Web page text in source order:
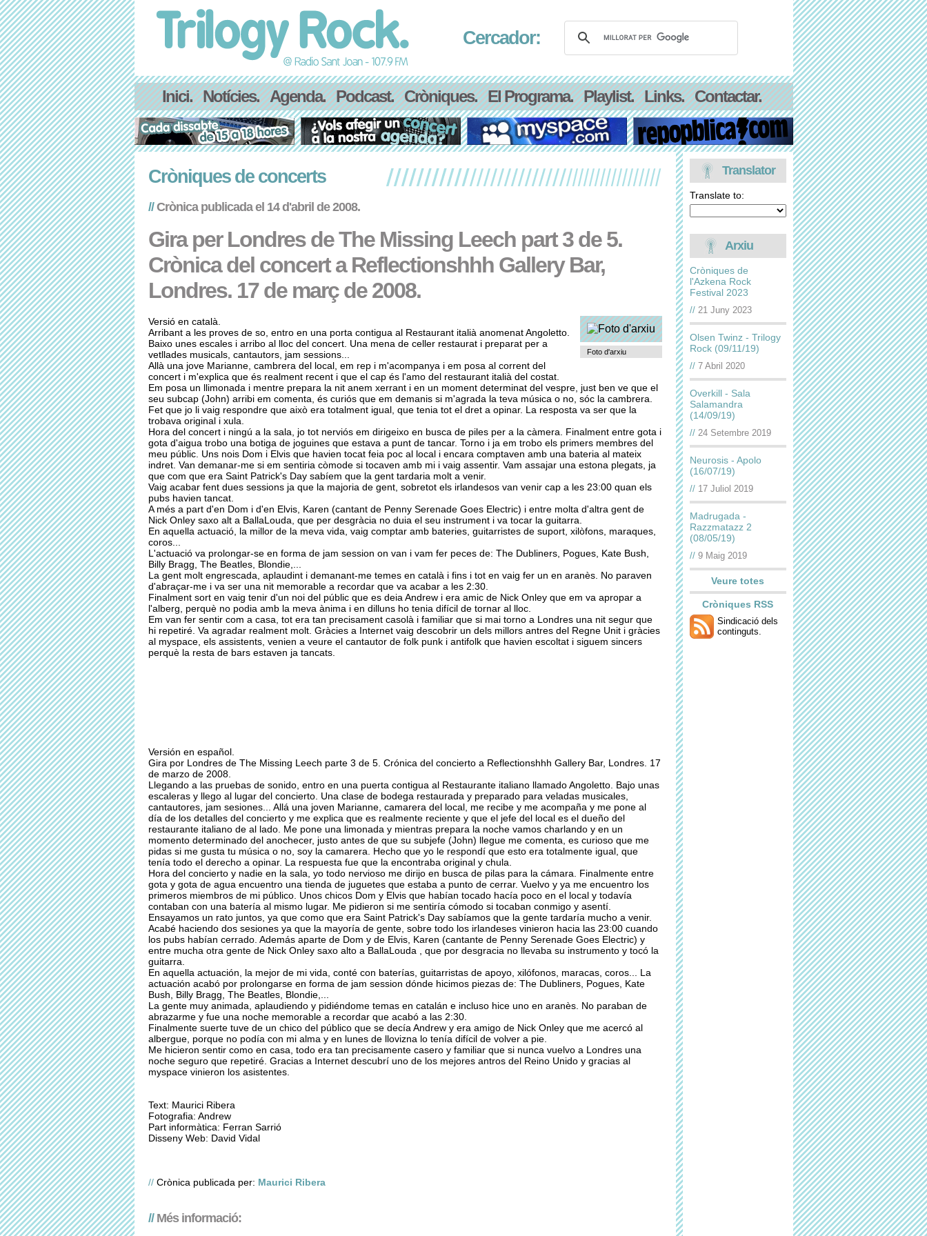
Cercador:
Inici. Notícies. Agenda. Podcast. Cròniques. El Programa. Playlist. Links. Contactar.
Cròniques de concerts
//Crònica publicada el 14 d'abril de 2008.
Gira per Londres de The Missing Leech part 3 de 5.
Crònica del concert a Reflectionshhh Gallery Bar,
Londres. 17 de març de 2008.
Foto d'arxiu
Versió en català.
Arribant a les proves de so, entro en una porta contigua al Restaurant italià anomenat Angoletto.
Baixo unes escales i arribo al lloc del concert. Una mena de celler restaurat i preparat per a
vetllades musicals, cantautors, jam sessions...
Allà una jove Marianne, cambrera del local, em rep i m'acompanya i em posa al corrent del
concert i m'explica que és realment recent i que el cap és l'amo del restaurant italià del costat.
Em posa un llimonada i mentre prepara la nit anem xerrant i en un moment determinat del vespre, just ben ve que el
seu subcap (John) arribi em comenta, és curiós que em demanis si m'agrada la teva música o no, sóc la cambrera.
Fet que jo li vaig respondre que això era totalment igual, que tenia tot el dret a opinar. La resposta va ser que la
trobava original i xula.
Hora del concert i ningú a la sala, jo tot nerviós em dirigeixo en busca de piles per a la càmera. Finalment entre gota i
gota d'aigua trobo una botiga de joguines que estava a punt de tancar. Torno i ja em trobo els primers membres del
meu públic. Uns nois Dom i Elvis que havien tocat feia poc al local i encara comptaven amb una bateria al mateix
indret. Van demanar-me si em sentiria còmode si tocaven amb mi i vaig assentir. Vam assajar una estona plegats, ja
que com que era Saint Patrick's Day sabíem que la gent tardaria molt a venir.
Vaig acabar fent dues sessions ja que la majoria de gent, sobretot els irlandesos van venir cap a les 23:00 quan els
pubs havien tancat.
A més a part d'en Dom i d'en Elvis, Karen (cantant de Penny Serenade Goes Electric) i entre molta d'altra gent de
Nick Onley saxo alt a BallaLouda, que per desgràcia no duia el seu instrument i va tocar la guitarra.
En aquella actuació, la millor de la meva vida, vaig comptar amb bateries, guitarristes de suport, xilòfons, maraques,
coros...
L'actuació va prolongar-se en forma de jam session on van i vam fer peces de: The Dubliners, Pogues, Kate Bush,
Billy Bragg, The Beatles, Blondie,...
La gent molt engrescada, aplaudint i demanant-me temes en català i fins i tot en vaig fer un en aranès. No paraven
d'abraçar-me i va ser una nit memorable a recordar que va acabar a les 2:30.
Finalment sort en vaig tenir d'un noi del públic que es deia Andrew i era amic de Nick Onley que em va apropar a
l'alberg, perquè no podia amb la meva ànima i en dilluns ho tenia difícil de tornar al lloc.
Em van fer sentir com a casa, tot era tan precisament casolà i familiar que si mai torno a Londres una nit segur que
hi repetiré. Va agradar realment molt. Gràcies a Internet vaig descobrir un dels millors antres del Regne Unit i gràcies
al myspace, els assistents, venien a veure el cantautor de folk punk i antifolk que havien escoltat i siguem sincers
perquè la resta de bars estaven ja tancats.
Versión en español.
Gira por Londres de The Missing Leech parte 3 de 5. Crónica del concierto a Reflectionshhh Gallery Bar, Londres. 17
de marzo de 2008.
Llegando a las pruebas de sonido, entro en una puerta contigua al Restaurante italiano llamado Angoletto. Bajo unas
escaleras y llego al lugar del concierto. Una clase de bodega restaurada y preparado para veladas musicales,
cantautores, jam sesiones... Allá una joven Marianne, camarera del local, me recibe y me acompaña y me pone al
día de los detalles del concierto y me explica que es realmente reciente y que el jefe del local es el dueño del
restaurante italiano de al lado. Me pone una limonada y mientras prepara la noche vamos charlando y en un
momento determinado del anochecer, justo antes de que su subjefe (John) llegue me comenta, es curioso que me
pidas si me gusta tu música o no, soy la camarera. Hecho que yo le respondí que esto era totalmente igual, que
tenía todo el derecho a opinar. La respuesta fue que la encontraba original y chula.
Hora del concierto y nadie en la sala, yo todo nervioso me dirijo en busca de pilas para la cámara. Finalmente entre
gota y gota de agua encuentro una tienda de juguetes que estaba a punto de cerrar. Vuelvo y ya me encuentro los
primeros miembros de mi público. Unos chicos Dom y Elvis que habían tocado hacía poco en el local y todavía
contaban con una batería al mismo lugar. Me pidieron si me sentiría cómodo si tocaban conmigo y asentí.
Ensayamos un rato juntos, ya que como que era Saint Patrick's Day sabíamos que la gente tardaría mucho a venir.
Acabé haciendo dos sesiones ya que la mayoría de gente, sobre todo los irlandeses vinieron hacia las 23:00 cuando
los pubs habían cerrado. Además aparte de Dom y de Elvis, Karen (cantante de Penny Serenade Goes Electric) y
entre mucha otra gente de Nick Onley saxo alto a BallaLouda , que por desgracia no llevaba su instrumento y tocó la
guitarra.
En aquella actuación, la mejor de mi vida, conté con baterías, guitarristas de apoyo, xilófonos, maracas, coros... La
actuación acabó por prolongarse en forma de jam session dónde hicimos piezas de: The Dubliners, Pogues, Kate
Bush, Billy Bragg, The Beatles, Blondie,...
La gente muy animada, aplaudiendo y pidiéndome temas en catalán e incluso hice uno en aranès. No paraban de
abrazarme y fue una noche memorable a recordar que acabó a las 2:30.
Finalmente suerte tuve de un chico del público que se decía Andrew y era amigo de Nick Onley que me acercó al
albergue, porque no podía con mi alma y en lunes de llovizna lo tenía difícil de volver a pie.
Me hicieron sentir como en casa, todo era tan precisamente casero y familiar que si nunca vuelvo a Londres una
noche seguro que repetiré. Gracias a Internet descubrí uno de los mejores antros del Reino Unido y gracias al
myspace vinieron los asistentes.
Text: Maurici Ribera
Fotografia: Andrew
Part informàtica: Ferran Sarrió
Disseny Web: David Vidal
//Crònica publicada per: Maurici Ribera
//Més informació:
Translator
Translate to:
Arxiu
Cròniques de
l'Azkena Rock
Festival 2023
//21 Juny 2023
Olsen Twinz - Trilogy
Rock (09/11/19)
//7 Abril 2020
Overkill - Sala
Salamandra
(14/09/19)
//24 Setembre 2019
Neurosis - Apolo
(16/07/19)
//17 Juliol 2019
Madrugada -
Razzmatazz 2
(08/05/19)
//9 Maig 2019
Veure totes
Cròniques RSS
Sindicació dels
continguts.